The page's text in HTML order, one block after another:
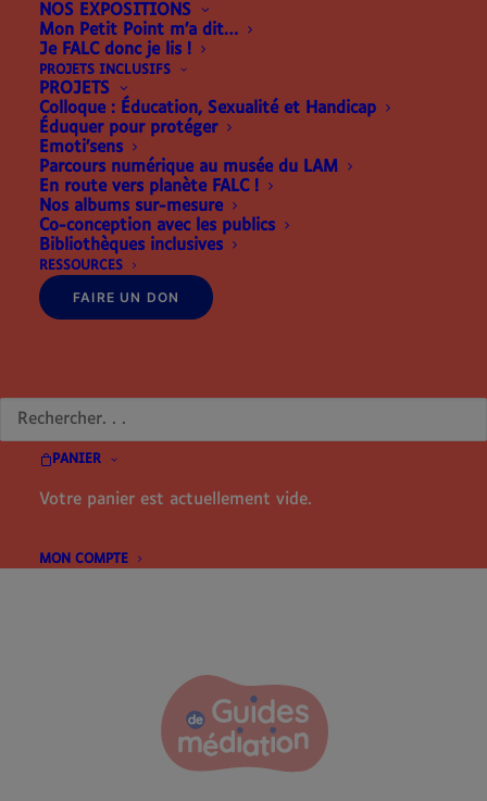
NOS EXPOSITIONS
Mon Petit Point m’a dit…
Je FALC donc je lis !
PROJETS INCLUSIFS
PROJETS
Colloque : Éducation, Sexualité et Handicap
Éduquer pour protéger
Emoti’sens
Parcours numérique au musée du LAM
En route vers planète FALC !
Nos albums sur-mesure
Co-conception avec les publics
Bibliothèques inclusives
RESSOURCES
FAIRE UN DON
PANIER
Votre panier est actuellement vide.
MON COMPTE
visuelle à la tablette et au poinçon, en passant par
l’alphabet braille en relief vous y trouverez
l’essentiel pour mener des ateliers de sensibilisation.
Nosguides de médiation
sont des livres destinés à
vous en apprendre plus sur le handicap et vous
donner les bases pour mener vous-même des
ateliers de sensibilisation guidés pas à pas.
Enfin, découvrez nos mallettes de médiation
kits complets composés spécifiquement pour la
réalisation d’ateliers de sensibilisation !